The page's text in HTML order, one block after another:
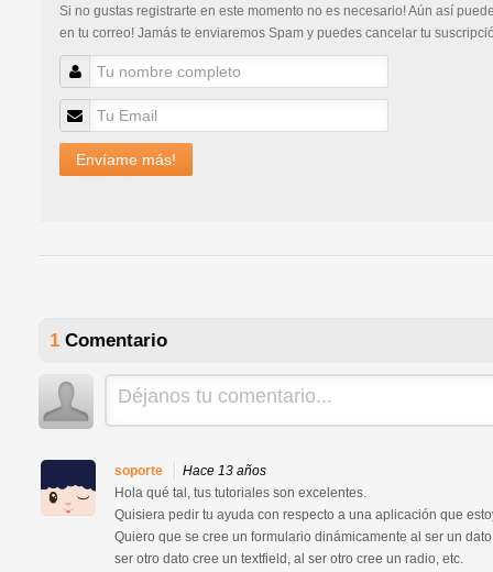
Si no gustas registrarte en este momento no es necesario! Aún así
en tu correo! Jamás te enviaremos Spam y puedes cancelar tu
Envíame más!
1 Comentario
soporte
Hace 13 años
Hola qué tal, tus tutoriales son excelentes.
Quisiera pedir tu ayuda con respecto a una aplicación que
Quiero que se cree un formulario dinámicamente al ser un
ser otro dato cree un textfield, al ser otro cree un radio, etc.